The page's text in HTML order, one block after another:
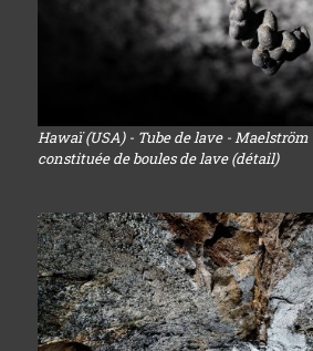
Hawaï (USA) - Tube de lave -
constituée de boules de lave (détail)